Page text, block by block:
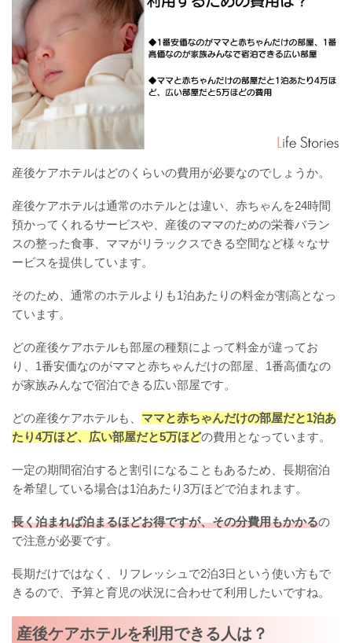
産後ケアホテルはどのくらいの費用が必要なのでしょうか。
産後ケアホテルは通常のホテルとは違い、赤ちゃんを24時間
預かってくれるサービスや、産後のママのための栄養バラン
スの整った食事、ママがリラックスできる空間など様々なサ
ービスを提供しています。
そのため、通常のホテルよりも1泊あたりの料金が割高となっ
ています。
どの産後ケアホテルも部屋の種類によって料金が違ってお
り、1番安価なのがママと赤ちゃんだけの部屋、1番高価なの
が家族みんなで宿泊できる広い部屋です。
どの産後ケアホテルも、 ママと赤ちゃんだけの部屋だと1泊あ
たり4万ほど、広い部屋だと5万ほどの費用となっています。
一定の期間宿泊すると割引になることもあるため、長期宿泊
を希望している場合は1泊あたり3万ほどで泊まれます。
長く泊まれば泊まるほどお得ですが、その分費用もかかるの
で注意が必要です。
長期だけではなく、リフレッシュで2泊3日という使い方もで
きるので、予算と育児の状況に合わせて利用したいですね。
産後ケアホテルを利用できる人は？